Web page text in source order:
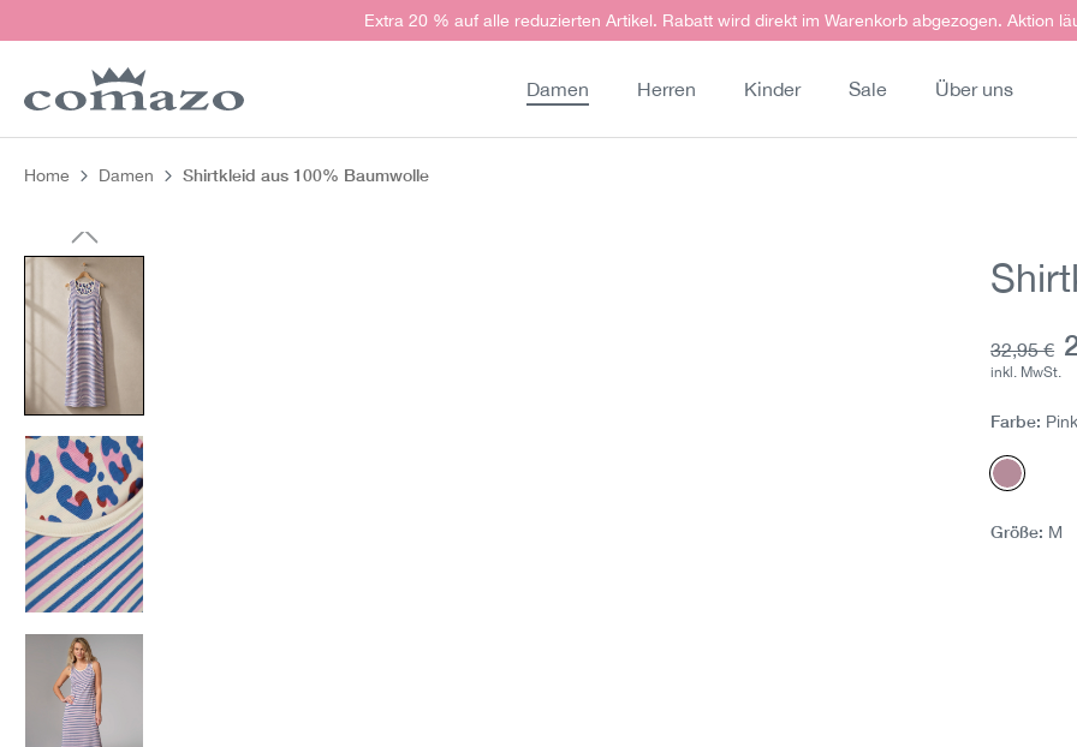
Zur Hauptnavigation springenExtra 20 % auf alle reduzierten Artikel. Rabatt wird direkt im Warenkorb abgezogen. Aktion
Damen Herren Kinder Sale Über uns
Home Damen Shirtkleid aus 100% Baumwolle
Bildergalerie überspringen
32,95 €
inkl. MwSt.
Farbe:
Pink
Größe: M